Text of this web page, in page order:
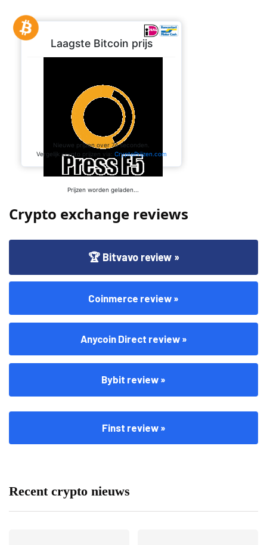
Crypto exchange reviews
🏆 Bitvavo review »
Coinmerce review »
Anycoin Direct review »
Bybit review »
Finst review »
Recent crypto nieuws